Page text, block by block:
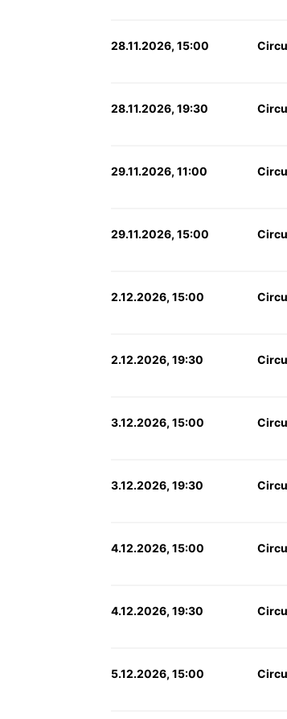
28.11.2026, 15:00
28.11.2026, 19:30
29.11.2026, 11:00
29.11.2026, 15:00
2.12.2026, 15:00
2.12.2026, 19:30
3.12.2026, 15:00
3.12.2026, 19:30
4.12.2026, 15:00
4.12.2026, 19:30
5.12.2026, 15:00